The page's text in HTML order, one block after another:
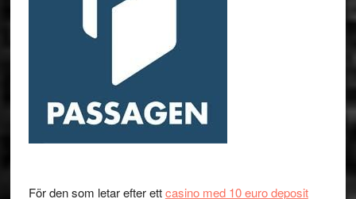
För den som letar efter ettcasino med 10 euro deposit